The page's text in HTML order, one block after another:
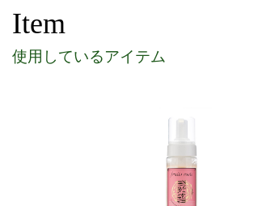
Item
使用しているアイテム